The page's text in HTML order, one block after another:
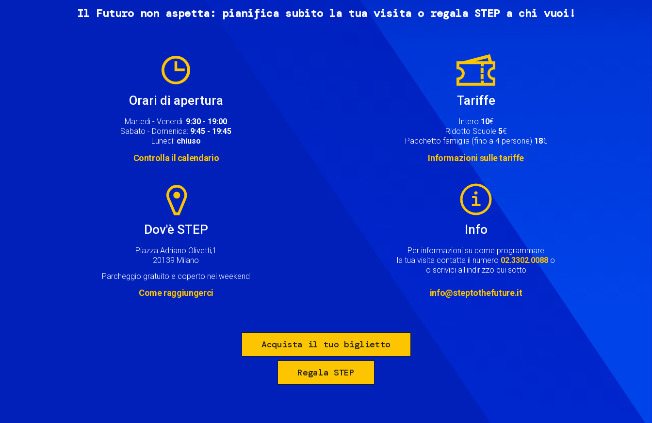
Il Futuro non aspetta: pianifica subito la tua visita o regala STEP a chi vuoi!
Orari di apertura
Martedì - Venerdì: 9:30 - 19:00
Sabato - Domenica: 9:45 - 19:45
Lunedì: chiuso
Controlla il calendario
Tariffe
Intero 10€
Ridotto Scuole 5€
Pacchetto famiglia (fino a 4 persone) 18€
Informazioni sulle tariffe
Dov'è STEP
Piazza Adriano Olivetti,1
20139 Milano
Parcheggio gratuito e coperto nei weekend
Come raggiungerci
Info
Per informazioni su come programmare
la tua visita contatta il numero 02.3302.0088 o
o scrivici all'indirizzo qui sotto
info@steptothefuture.it
Acquista il tuo biglietto
Regala STEP